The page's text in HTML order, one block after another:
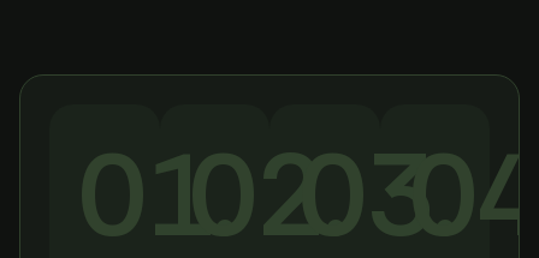
01.02.03.